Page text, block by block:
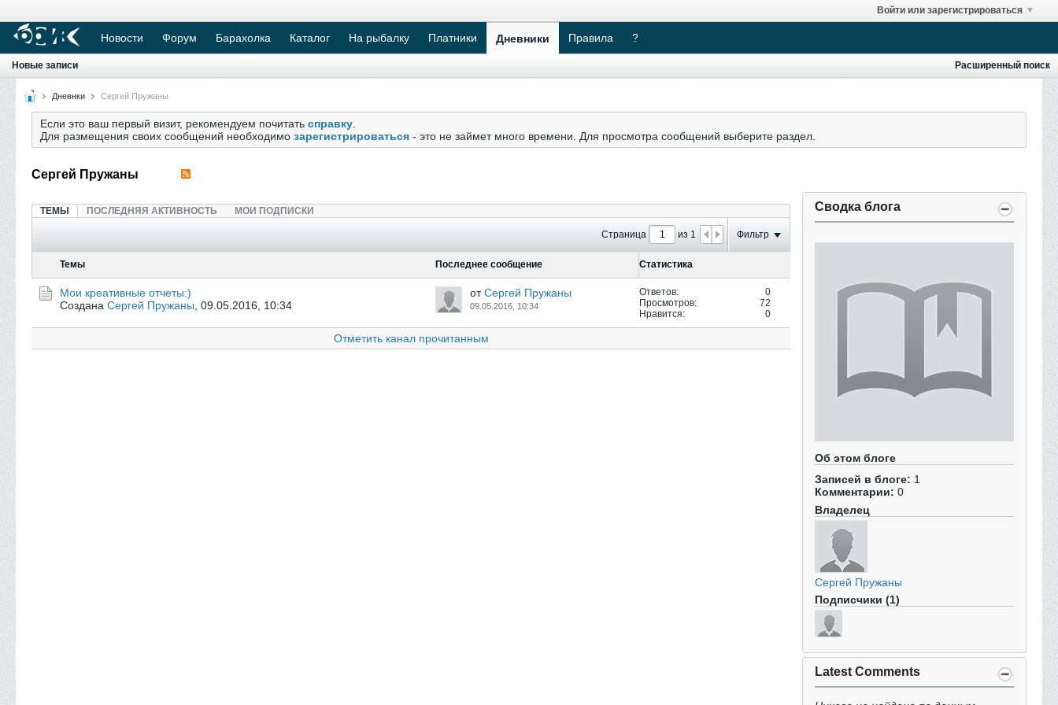
Войти или зарегистрироваться
Новости Форум Барахолка Каталог На рыбалку Платники Дневники Правила ?
Новые записи Расширенный поиск
Дневнки Сергей Пружаны
Если это ваш первый визит, рекомендуем почитать справку
Для размещения своих сообщений необходимо зарегистрироваться - это не займет много времени. Для просмотра сообщений выберите раздел.
Сергей Пружаны
Сводка блога
Об этом блоге
Записей в блоге: 1
Комментарии: 0
Владелец
Сергей Пружаны
Подписчики (1)
Latest Comments
ТЕМЫ ПОСЛЕДНЯЯ АКТИВНОСТЬ МОИ ПОДПИСКИ
Страница из 1 Фильтр
Темы Последнее сообщение Статистика
Мои креативные отчеты:)
Создана Сергей Пружаны 09.05.2016, 10:34
отСергей Пружаны
09.05.2016, 10:34
Ответов:
0
Просмотров:
72
Нравится:
0
Отметить канал прочитанным